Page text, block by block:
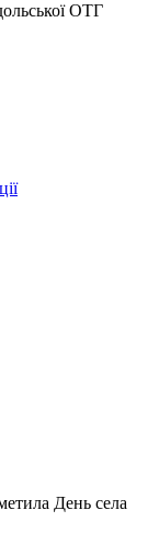
ОТГ
День села